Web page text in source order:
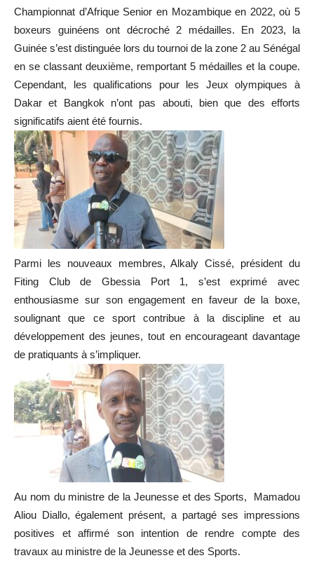
Championnat d’Afrique Senior en Mozambique en 2022, où 5
boxeurs guinéens ont décroché 2 médailles. En 2023, la
Guinée s’est distinguée lors du tournoi de la zone 2 au Sénégal
en se classant deuxième, remportant 5 médailles et la coupe.
Cependant, les qualifications pour les Jeux olympiques à
Dakar et Bangkok n’ont pas abouti, bien que des efforts
significatifs aient été fournis.
Parmi les nouveaux membres, Alkaly Cissé, président du
Fiting Club de Gbessia Port 1, s’est exprimé avec
enthousiasme sur son engagement en faveur de la boxe,
soulignant que ce sport contribue à la discipline et au
développement des jeunes, tout en encourageant davantage
de pratiquants à s’impliquer.
Au nom du ministre de la Jeunesse et des Sports, Mamadou
Aliou Diallo, également présent, a partagé ses impressions
positives et affirmé son intention de rendre compte des
travaux au ministre de la Jeunesse et des Sports.